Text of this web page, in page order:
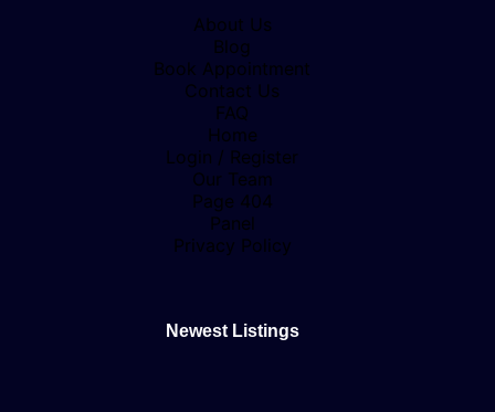
About Us
Blog
Book Appointment
Contact Us
FAQ
Home
Login / Register
Our Team
Page 404
Panel
Privacy Policy
Newest Listings​